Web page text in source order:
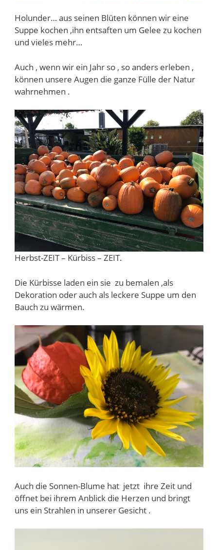
Holunder… aus seinen Blüten können wir eine
Suppe kochen ,ihn entsaften um Gelee zu kochen
und vieles mehr…
Auch , wenn wir ein Jahr so , so anders erleben ,
können unsere Augen die ganze Fülle der Natur
wahrnehmen .
Herbst-ZEIT – Kürbiss – ZEIT.
Die Kürbisse laden ein sie zu bemalen ,als
Dekoration oder auch als leckere Suppe um den
Bauch zu wärmen.
Auch die Sonnen-Blume hat jetzt ihre Zeit und
öffnet bei ihrem Anblick die Herzen und bringt
uns ein Strahlen in unserer Gesicht .